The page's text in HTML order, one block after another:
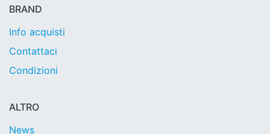
BRAND
Info acquisti
Contattaci
Condizioni
ALTRO
News